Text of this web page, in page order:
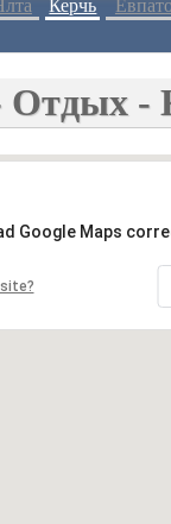
Керчь
-
Google Maps